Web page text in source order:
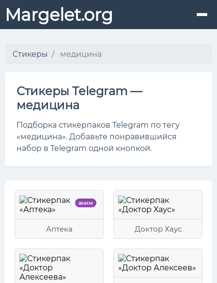
Margelet.org
Стикеры медицина
Стикеры Telegram —
медицина
Подборка стикерпаков Telegram по тегу
«медицина». Добавьте понравившийся
набор в Telegram одной кнопкой.
аним
Аптека Доктор Хаус